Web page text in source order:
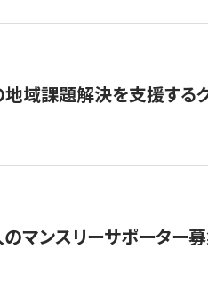
域課題解決を支援する
マンスリーサポーター